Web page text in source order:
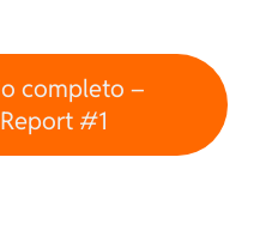
completo –
#1